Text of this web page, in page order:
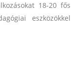
18-20 fős
eszközökkel